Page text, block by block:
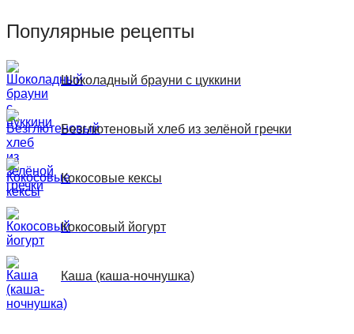
Популярные рецепты
Шоколадный брауни с цуккини
Безглютеновый хлеб из зелёной гречки
Кокосовые кексы
Кокосовый йогурт
Каша (каша-ночнушка)